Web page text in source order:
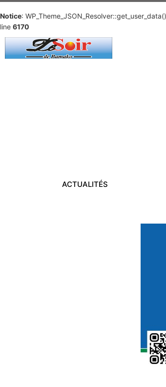
Notice:
line 6170
ACTUALITÉS